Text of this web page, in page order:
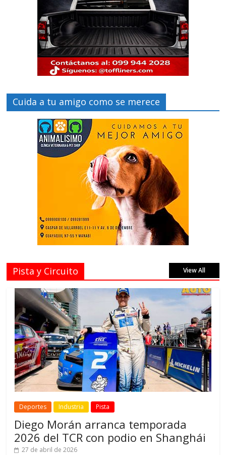
Cuida a tu amigo como se merece
Pista y Circuito View All
Deportes Industria Pista
Diego Morán arranca temporada
2026 del TCR con podio en Shanghái
27 de abril de 2026